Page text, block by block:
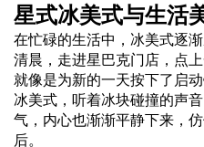
星式冰美式与生活
在忙碌的生活中，冰美式逐
清晨，走进星巴克门店，点
就像是为新的一天按下了启
冰美式，听着冰块碰撞的声
气，内心也渐渐平静下来，
后。